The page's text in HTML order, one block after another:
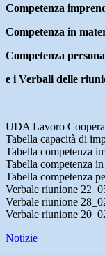
Competenza
Competenza in
Competenza
e i Verbali delle
UDA Lavoro
Tabella capacità di
Tabella competenza
Tabella competenza
Tabella competenza
Verbale riunione
Verbale riunione
Verbale riunione
Notizie